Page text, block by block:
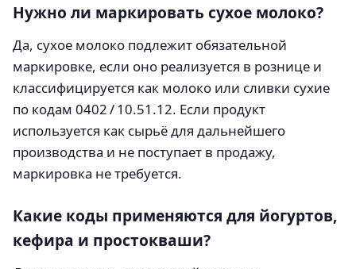
Нужно ли маркировать сухое молоко?
Да, сухое молоко подлежит обязательной
маркировке, если оно реализуется в рознице и
классифицируется как молоко или сливки сухие
по кодам 0402 / 10.51.12. Если продукт
используется как сырьё для дальнейшего
производства и не поступает в продажу,
маркировка не требуется.
Какие коды применяются для йогуртов,
кефира и простокваши?